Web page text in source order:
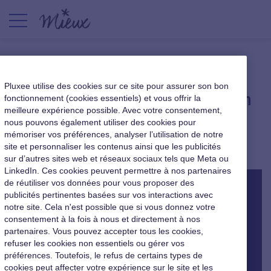
[Podcast] La diversité en
entreprise, juste une question
d’égalité ?
Nouveaux usages au travail|19 avril 2021
Pluxee utilise des cookies sur ce site pour assurer son bon
fonctionnement (cookies essentiels) et vous offrir la
meilleure expérience possible. Avec votre consentement,
nous pouvons également utiliser des cookies pour
mémoriser vos préférences, analyser l’utilisation de notre
site et personnaliser les contenus ainsi que les publicités
sur d’autres sites web et réseaux sociaux tels que Meta ou
LinkedIn. Ces cookies peuvent permettre à nos partenaires
de réutiliser vos données pour vous proposer des
publicités pertinentes basées sur vos interactions avec
notre site. Cela n'est possible que si vous donnez votre
consentement à la fois à nous et directement à nos
partenaires. Vous pouvez accepter tous les cookies,
refuser les cookies non essentiels ou gérer vos
préférences. Toutefois, le refus de certains types de
cookies peut affecter votre expérience sur le site et les